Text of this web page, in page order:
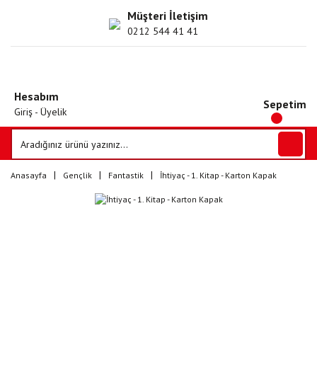
Müşteri İletişim
0212 544 41 41
Hesabım
Giriş - Üyelik
Sepetim
Anasayfa Gençlik Fantastik İhtiyaç - 1. Kitap - Karton Kapak